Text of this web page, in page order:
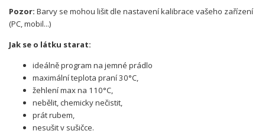
Pozor: Barvy se mohou lišit dle nastavení kalibrace vašeho zařízení
(PC, mobil...)
Jak se o látku starat:
ideálně program na jemné prádlo
maximální teplota praní 30°C,
žehlení max na 110°C,
nebělit, chemicky nečistit,
prát rubem,
nesušit v sušičce.